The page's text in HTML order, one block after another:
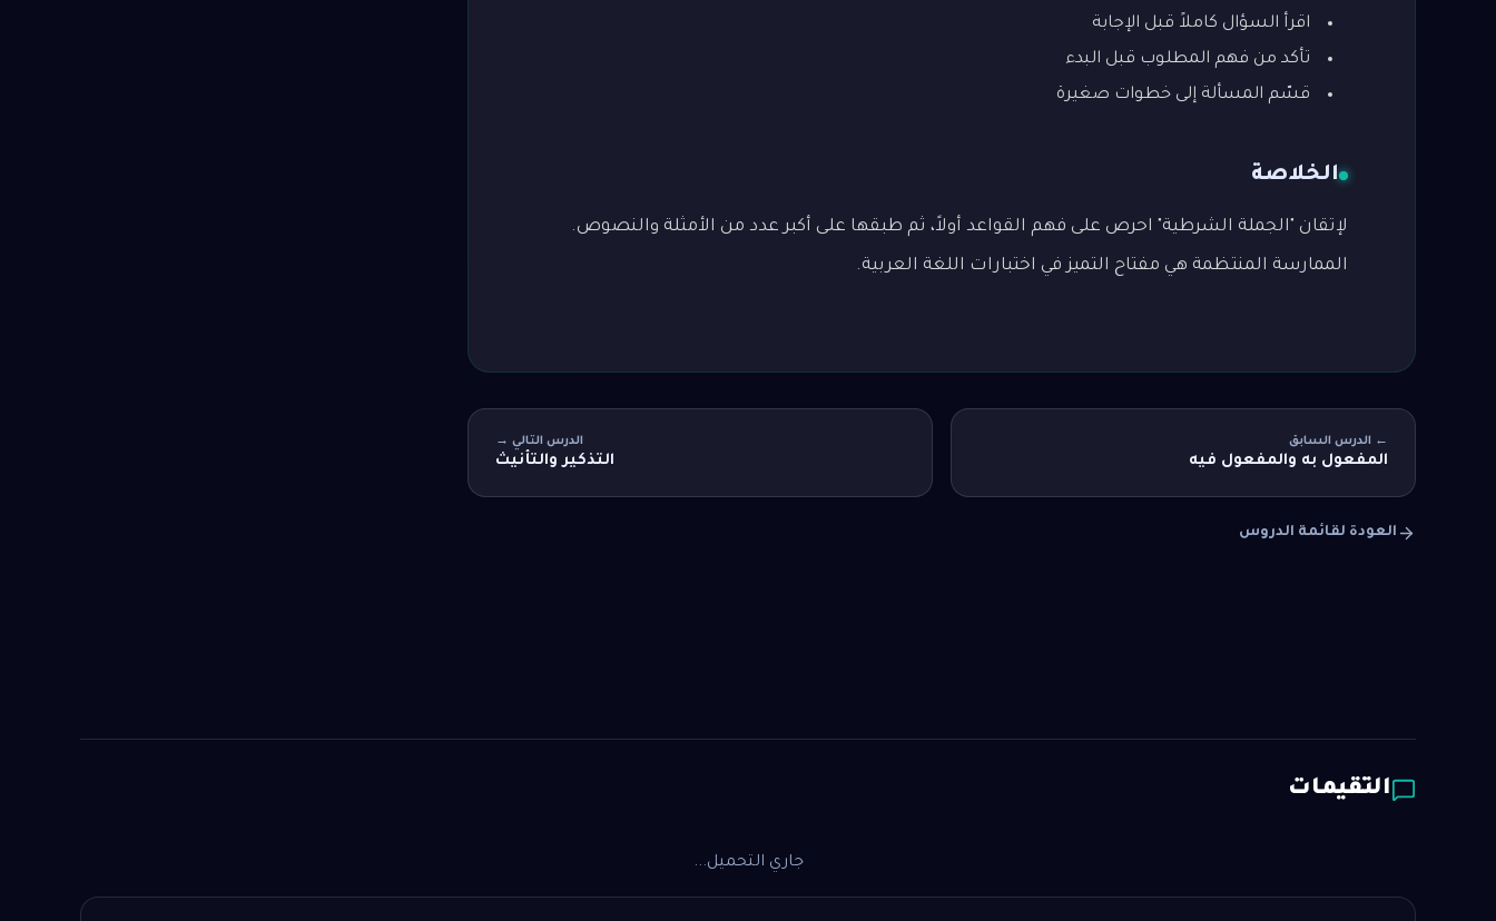
اقرأ السؤال كاملاً قبل الإجابة
تأكد من فهم المطلوب قبل البدء
قسّم المسألة إلى خطوات صغيرة
الخلاصة
لإتقان "الجملة الشرطية" احرص على فهم القواعد أولاً، ثم طبقها على أكبر عدد من الأمثلة والنصوص.
الممارسة المنتظمة هي مفتاح التميز في اختبارات اللغة العربية.
← الدرس السابق
المفعول به والمفعول فيه
الدرس التالي →
التذكير والتأنيث
العودة لقائمة الدروس
التقيمات
جاري التحميل...